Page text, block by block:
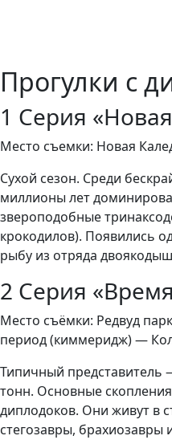
Прогулки с
1 Серия
Место съемки: Новая
Сухой сезон. Среди
миллионы лет
звероподобные
крокодилов). Появились
рыбу из отряда
2 Серия
Место съёмки: Редвуд
период (киммеридж) —
Типичный
тонн. Основные
диплодоков. Они живут в
стегозавры,